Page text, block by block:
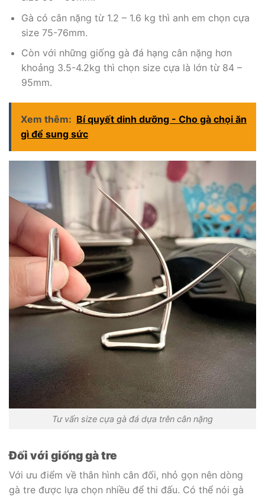
Gà có cân nặng từ 1.2 – 1.6 kg thì anh em chọn cựa
size 75-76mm.
Còn với những giống gà đá hạng cân nặng hơn
khoảng 3.5-4.2kg thì chọn size cựa là lớn từ 84 –
95mm.
Xem thêm: Bí quyết dinh dưỡng - Cho gà chọi ăn
gì để sung sức
Tư vấn size cựa gà đá dựa trên cân nặng
Đối với giống gà tre
Với ưu điểm về thân hình cân đối, nhỏ gọn nên dòng
gà tre được lựa chọn nhiều để thi đấu. Có thể nói gà